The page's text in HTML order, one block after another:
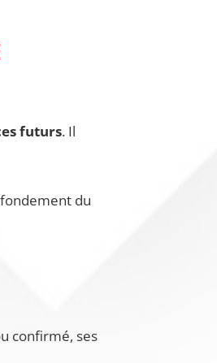
futurs. Il
du
confirmé, ses